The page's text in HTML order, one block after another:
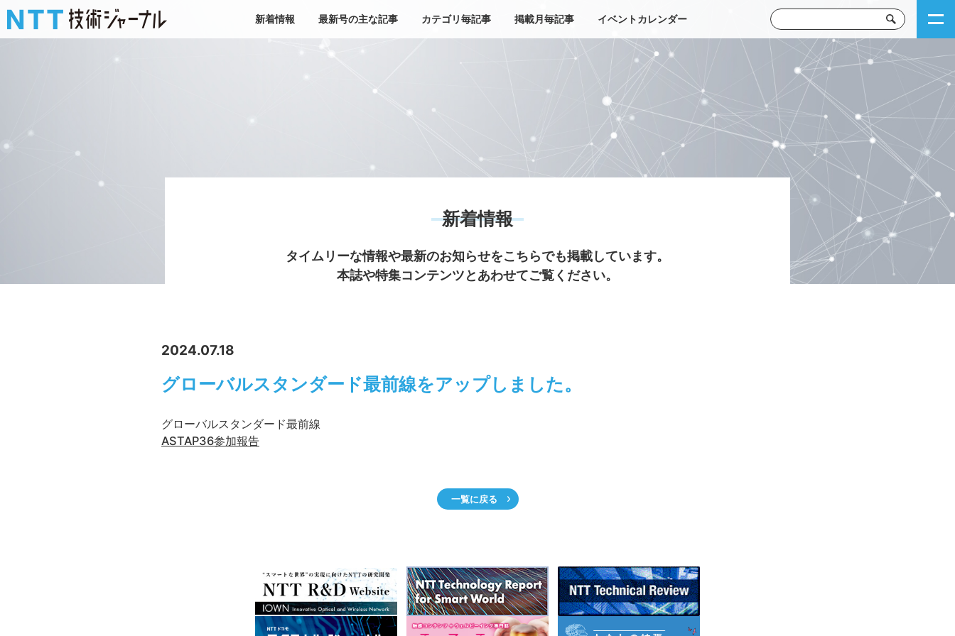
新着情報 最新号の主な記事 カテゴリ毎記事 掲載月毎記事 イベントカレンダー
新着情報
タイムリーな情報や最新のお知らせをこちらでも掲載しています。
本誌や特集コンテンツとあわせてご覧ください。
2024.07.18
グローバルスタンダード最前線をアップしました。
グローバルスタンダード最前線
ASTAP36参加報告
一覧に戻る